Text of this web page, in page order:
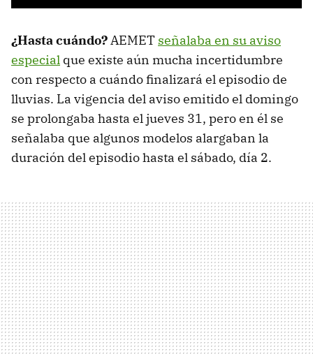
¿Hasta cuándo?AEMET señalaba en su aviso
especial que existe aún mucha incertidumbre
con respecto a cuándo finalizará el episodio de
lluvias. La vigencia del aviso emitido el domingo
se prolongaba hasta el jueves 31, pero en él se
señalaba que algunos modelos alargaban la
duración del episodio hasta el sábado, día 2.